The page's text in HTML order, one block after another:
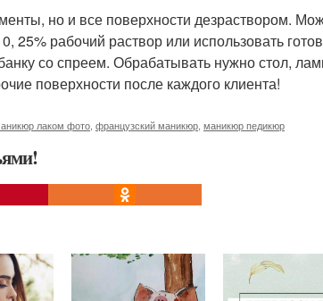
но и все поверхности дезраствором.
рабочий раствор или использовать
со спреем. Обрабатывать нужно стол,
поверхности после каждого клиента!
лаком фото французский маникюр маникюр педикюр